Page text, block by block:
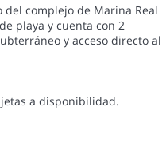
complejo de Marina Real
playa y cuenta con 2
y acceso directo al
a disponibilidad.